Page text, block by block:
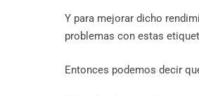
Y para mejorar dicho
problemas con estas
Entonces podemos decir